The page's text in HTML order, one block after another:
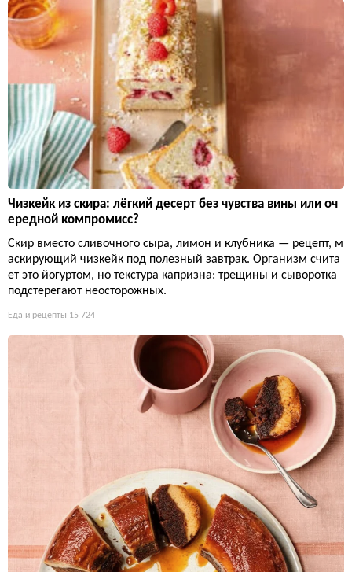
Чизкейк из скира: лёгкий десерт без чувства вины или оч
ередной компромисс?
Скир вместо сливочного сыра, лимон и клубника — рецепт, м
аскирующий чизкейк под полезный завтрак. Организм счита
ет это йогуртом, но текстура капризна: трещины и сыворотка
подстерегают неосторожных.
Еда и рецепты 15 724